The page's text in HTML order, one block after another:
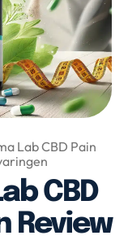
Lab CBD Pain
CBD
Review